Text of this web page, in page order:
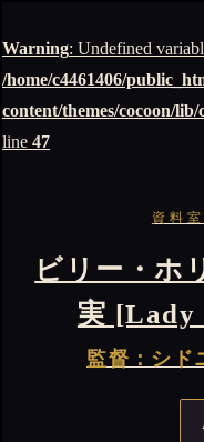
Warning: Undefined
/home/c4461406/
content/themes/cocoon/
line 47
資料
ビリー・ホ
実 [Lady
監督：シド